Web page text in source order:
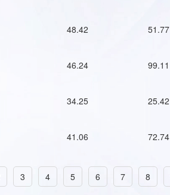
48.42 51.77
46.24 99.11
34.25 25.42
41.06 72.74
3 4 5 6 7 8